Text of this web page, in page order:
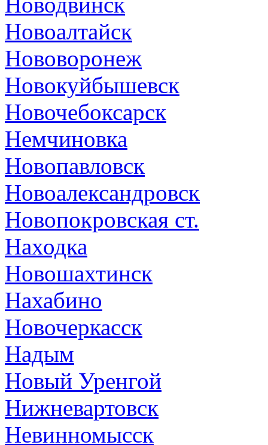
Новоалтайск
Нововоронеж
Новокуйбышевск
Новочебоксарск
Немчиновка
Новопавловск
Новоалександровск
Новопокровская ст.
Находка
Новошахтинск
Нахабино
Новочеркасск
Надым
Новый Уренгой
Нижневартовск
Невинномысск